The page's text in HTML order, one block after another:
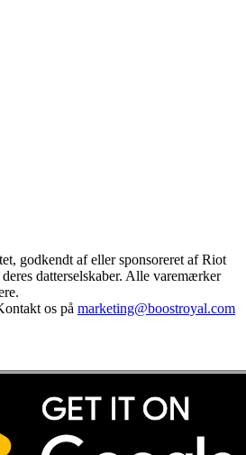
godkendt af eller sponsoreret af Riot
datterselskaber. Alle varemærker
os på marketing@boostroyal.com